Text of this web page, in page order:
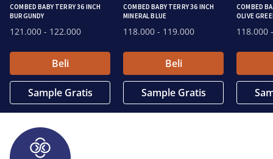
COMBED BABY TERRY 36 INCH
BURGUNDY
121.000 - 122.000
Beli
Sample Gratis
COMBED BABY TERRY 36 INCH
MINERAL BLUE
118.000 - 119.000
Beli
Sample Gratis
COMBED
OLIVE
118.000